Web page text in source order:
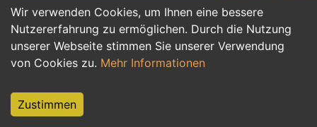
Wir verwenden Cookies, um Ihnen eine bessere
Nutzererfahrung zu ermöglichen. Durch die Nutzung
unserer Webseite stimmen Sie unserer Verwendung
von Cookies zu. Mehr Informationen
Zustimmen
Hilfskräfte, Aushilfs- und Nebenjobs
Einkauf, Logistik, Materialwirtschaft
Weiterbildung, Studium, duale Ausbildung
Tourismus